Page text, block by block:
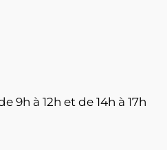
9h à 12h et de 14h à 17h